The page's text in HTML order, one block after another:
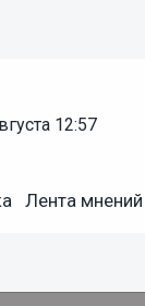
12:57
Лента мнений
области